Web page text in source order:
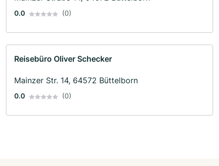
0.0 (0)
Reisebüro Oliver Schecker
Mainzer Str. 14, 64572 Büttelborn
0.0 (0)